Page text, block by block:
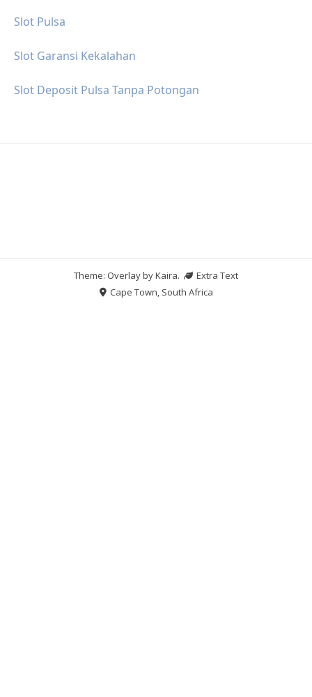
Slot Pulsa
Slot Garansi Kekalahan
Slot Deposit Pulsa Tanpa Potongan
Theme: Overlay byKaira.
Extra Text
Cape Town, South Africa